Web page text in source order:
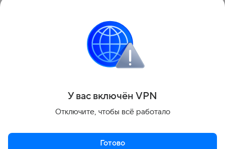
общественных территорий. На эти средства
из бюджета выделено 2,2 млрд рублей.
Фото: администрация Волгоградской области.
Поделиться
У вас включён VPN
Отключите, чтобы всё работало
Готово